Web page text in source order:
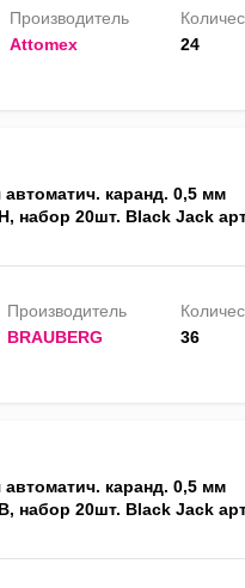
Производитель
Attomex
24
каранд. 0,5 мм
набор 20шт. Black Jack
Производитель
BRAUBERG
36
каранд. 0,5 мм
набор 20шт. Black Jack